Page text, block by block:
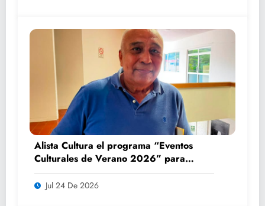
Alista Cultura el programa “Eventos
Culturales de Verano 2026” para
impulsar el turismo y la convivencia
familiar
Jul 24 De 2026